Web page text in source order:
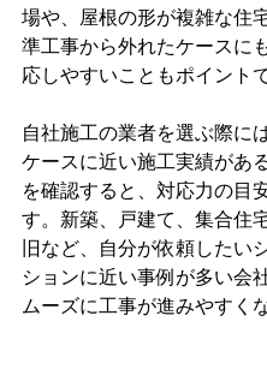
場や、屋根の形が複雑な住
準工事から外れたケースに
応しやすいこともポイントで
自社施工の業者を選ぶ際に
ケースに近い施工実績があ
を確認すると、対応力の目
す。新築、戸建て、集合住
旧など、自分が依頼したい
ションに近い事例が多い会
ムーズに工事が進みやすく